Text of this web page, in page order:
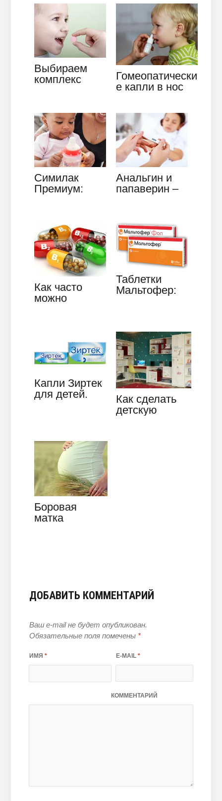
Выбираем
комплекс
для детей
Гомеопатически
е капли в нос
эффективно
Симилак
Премиум:
отзывы
Анальгин и
папаверин –
средство
Как часто
можно
против
Таблетки
Мальтофер:
Капли Зиртек
для детей.
Как сделать
детскую
Боровая
матка
ДОБАВИТЬ КОММЕНТАРИЙ
Ваш e-mail не будет опубликован.
Обязательные поля помечены *
ИМЯ * E-MAIL *
КОММЕНТАРИЙ